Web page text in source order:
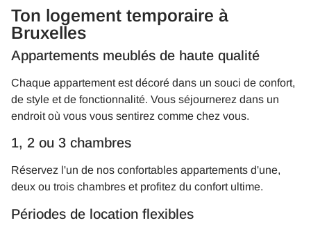
Ton logement temporaire à
Bruxelles
Appartements meublés de haute qualité
Chaque appartement est décoré dans un souci de confort,
de style et de fonctionnalité. Vous séjournerez dans un
endroit où vous vous sentirez comme chez vous.
1, 2 ou 3 chambres
Réservez l'un de nos confortables appartements d'une,
deux ou trois chambres et profitez du confort ultime.
Périodes de location flexibles